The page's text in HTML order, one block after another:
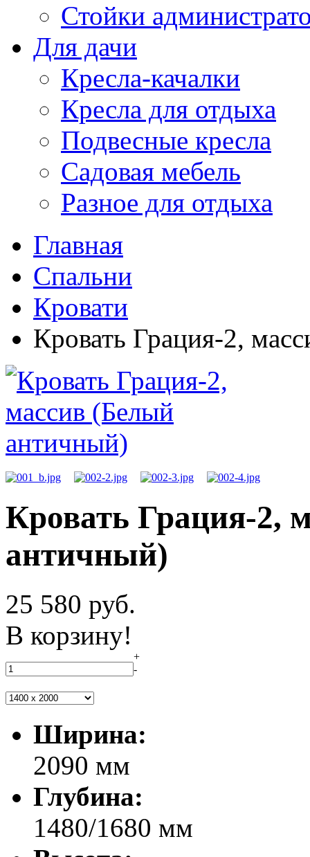
Стойки
Для дачи
Кресла-качалки
Кресла для отдыха
Подвесные кресла
Садовая мебель
Разное для отдыха
Главная
Спальни
Кровати
Кровать Грация-2,
Кровать Грация-2,
античный)
25 580 руб.
В корзину!
+
-
Ширина:
2090 мм
Глубина:
1480/1680 мм